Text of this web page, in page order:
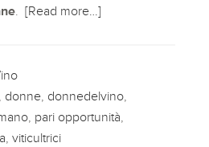
.[Read more…]
donne donnedelvino
pari opportunità
,viticultrici